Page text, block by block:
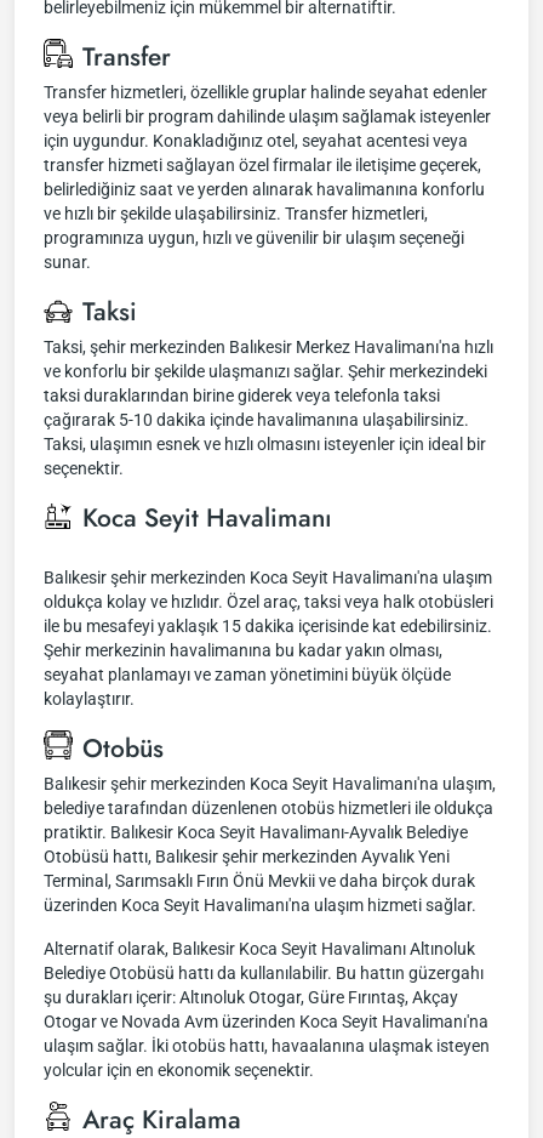
belirleyebilmeniz için mükemmel bir alternatiftir.
Transfer
Transfer hizmetleri, özellikle gruplar halinde seyahat edenler
veya belirli bir program dahilinde ulaşım sağlamak isteyenler
için uygundur. Konakladığınız otel, seyahat acentesi veya
transfer hizmeti sağlayan özel firmalar ile iletişime geçerek,
belirlediğiniz saat ve yerden alınarak havalimanına konforlu
ve hızlı bir şekilde ulaşabilirsiniz. Transfer hizmetleri,
programınıza uygun, hızlı ve güvenilir bir ulaşım seçeneği
sunar.
Taksi
Taksi, şehir merkezinden Balıkesir Merkez Havalimanı'na hızlı
ve konforlu bir şekilde ulaşmanızı sağlar. Şehir merkezindeki
taksi duraklarından birine giderek veya telefonla taksi
çağırarak 5-10 dakika içinde havalimanına ulaşabilirsiniz.
Taksi, ulaşımın esnek ve hızlı olmasını isteyenler için ideal bir
seçenektir.
Koca Seyit Havalimanı
Balıkesir şehir merkezinden Koca Seyit Havalimanı'na ulaşım
oldukça kolay ve hızlıdır. Özel araç, taksi veya halk otobüsleri
ile bu mesafeyi yaklaşık 15 dakika içerisinde kat edebilirsiniz.
Şehir merkezinin havalimanına bu kadar yakın olması,
seyahat planlamayı ve zaman yönetimini büyük ölçüde
kolaylaştırır.
Otobüs
Balıkesir şehir merkezinden Koca Seyit Havalimanı'na ulaşım,
belediye tarafından düzenlenen otobüs hizmetleri ile oldukça
pratiktir. Balıkesir Koca Seyit Havalimanı-Ayvalık Belediye
Otobüsü hattı, Balıkesir şehir merkezinden Ayvalık Yeni
Terminal, Sarımsaklı Fırın Önü Mevkii ve daha birçok durak
üzerinden Koca Seyit Havalimanı'na ulaşım hizmeti sağlar.
Alternatif olarak, Balıkesir Koca Seyit Havalimanı Altınoluk
Belediye Otobüsü hattı da kullanılabilir. Bu hattın güzergahı
şu durakları içerir: Altınoluk Otogar, Güre Fırıntaş, Akçay
Otogar ve Novada Avm üzerinden Koca Seyit Havalimanı'na
ulaşım sağlar. İki otobüs hattı, havaalanına ulaşmak isteyen
yolcular için en ekonomik seçenektir.
Araç Kiralama